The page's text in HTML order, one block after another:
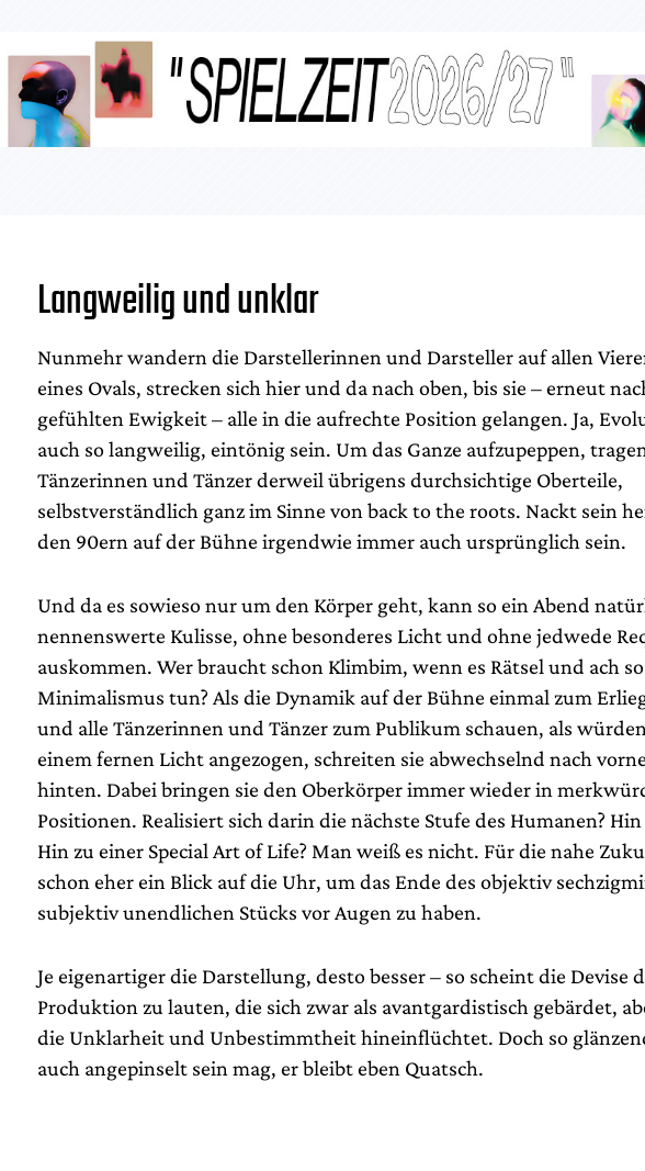
Langweilig und unklar
Nunmehr wandern die Darstellerinnen und Darsteller auf allen
eines Ovals, strecken sich hier und da nach oben, bis sie – erneut
gefühlten Ewigkeit – alle in die aufrechte Position gelangen. Ja,
auch so langweilig, eintönig sein. Um das Ganze aufzupeppen,
Tänzerinnen und Tänzer derweil übrigens durchsichtige Oberteile,
selbstverständlich ganz im Sinne von back to the roots. Nackt sein
den 90ern auf der Bühne irgendwie immer auch ursprünglich sein.
Und da es sowieso nur um den Körper geht, kann so ein Abend
nennenswerte Kulisse, ohne besonderes Licht und ohne jedwede
auskommen. Wer braucht schon Klimbim, wenn es Rätsel und ach
Minimalismus tun? Als die Dynamik auf der Bühne einmal zum
und alle Tänzerinnen und Tänzer zum Publikum schauen, als
einem fernen Licht angezogen, schreiten sie abwechselnd nach
hinten. Dabei bringen sie den Oberkörper immer wieder in
Positionen. Realisiert sich darin die nächste Stufe des Humanen?
Hin zu einer Special Art of Life? Man weiß es nicht. Für die nahe
schon eher ein Blick auf die Uhr, um das Ende des objektiv
subjektiv unendlichen Stücks vor Augen zu haben.
Je eigenartiger die Darstellung, desto besser – so scheint die Devise
Produktion zu lauten, die sich zwar als avantgardistisch gebärdet,
die Unklarheit und Unbestimmtheit hineinflüchtet. Doch so
auch angepinselt sein mag, er bleibt eben Quatsch.